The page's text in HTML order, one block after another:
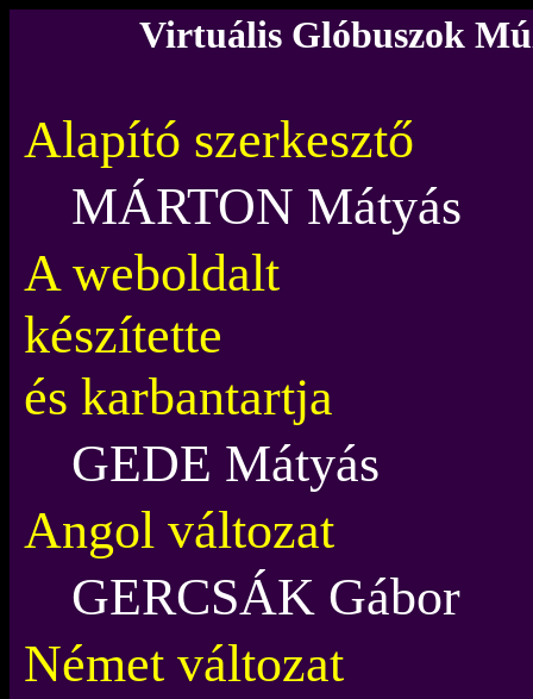
Virtuális Glóbuszok
Alapító szerkesztő
MÁRTON Mátyás
A weboldalt
készítette
és karbantartja
GEDE Mátyás
Angol változat
GERCSÁK Gábor
Német változat